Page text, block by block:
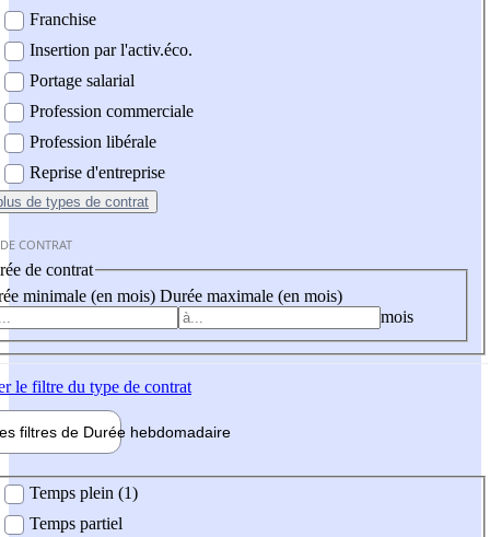
Franchise
Insertion par l'activ.éco.
Portage salarial
Profession commerciale
Profession libérale
Reprise d'entreprise
de types de contrat
CONTRAT
de contrat
minimale (en mois) Durée maximale (en mois)
mois
le filtre du type de contrat
filtres de Durée hebdomadaire
Temps plein (1)
Temps partiel